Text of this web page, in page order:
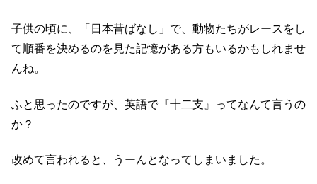
子供の頃に、「日本昔ばなし」で、動物たちがレースをし
て順番を決めるのを見た記憶がある方もいるかもしれませ
んね。
ふと思ったのですが、英語で『十二支』ってなんて言うの
か？
改めて言われると、うーんとなってしまいました。